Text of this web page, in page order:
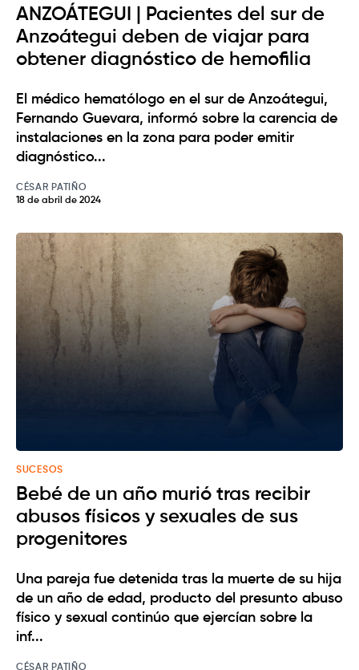
ANZOÁTEGUI | Pacientes del sur de
Anzoátegui deben de viajar para
obtener diagnóstico de hemofilia
El médico hematólogo en el sur de Anzoátegui,
Fernando Guevara, informó sobre la carencia de
instalaciones en la zona para poder emitir
diagnóstico...
CÉSAR PATIÑO
18 de abril de 2024
SUCESOS
Bebé de un año murió tras recibir
abusos físicos y sexuales de sus
progenitores
Una pareja fue detenida tras la muerte de su hija
de un año de edad, producto del presunto abuso
físico y sexual continúo que ejercían sobre la
inf...
CÉSAR PATIÑO